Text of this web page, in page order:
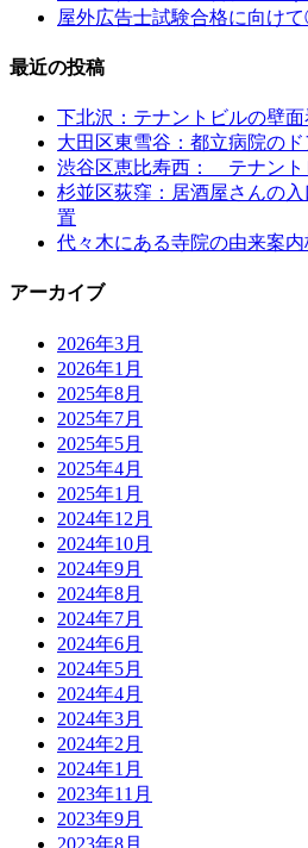
屋外広告士試験合格に向
最近の投稿
下北沢：テナントビルの壁
大田区東雪谷：都立病院の
渋谷区恵比寿西： テナント
杉並区荻窪：居酒屋さんの
置
代々木にある寺院の由来案
アーカイブ
2026年3月
2026年1月
2025年8月
2025年7月
2025年5月
2025年4月
2025年1月
2024年12月
2024年10月
2024年9月
2024年8月
2024年7月
2024年6月
2024年5月
2024年4月
2024年3月
2024年2月
2024年1月
2023年11月
2023年9月
2023年8月